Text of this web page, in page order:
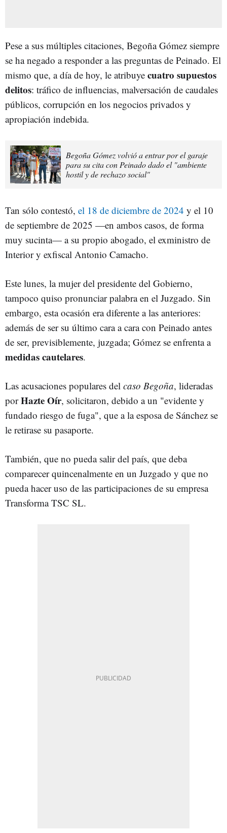
Pese a sus múltiples citaciones, Begoña Gómez siempre
se ha negado a responder a las preguntas de Peinado. El
mismo que, a día de hoy, le atribuye cuatro supuestos
delitos: tráfico de influencias, malversación de caudales
públicos, corrupción en los negocios privados y
apropiación indebida.
Begoña Gómez volvió a entrar por el garaje
para su cita con Peinado dado el "ambiente
hostil y de rechazo social"
Tan sólo contestó, el 18 de diciembre de 2024 y el 10
de septiembre de 2025 —en ambos casos, de forma
muy sucinta— a su propio abogado, el exministro de
Interior y exfiscal Antonio Camacho.
Este lunes, la mujer del presidente del Gobierno,
tampoco quiso pronunciar palabra en el Juzgado. Sin
embargo, esta ocasión era diferente a las anteriores:
además de ser su último cara a cara con Peinado antes
de ser, previsiblemente, juzgada; Gómez se enfrenta a
medidas cautelares.
Las acusaciones populares del caso Begoña, lideradas
porHazte Oír, solicitaron, debido a un "evidente y
fundado riesgo de fuga", que a la esposa de Sánchez se
le retirase su pasaporte.
También, que no pueda salir del país, que deba
comparecer quincenalmente en un Juzgado y que no
pueda hacer uso de las participaciones de su empresa
Transforma TSC SL.